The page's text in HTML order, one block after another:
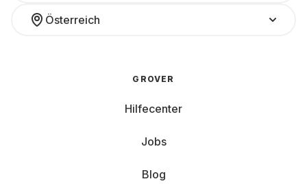
Österreich
GROVER
Hilfecenter
Jobs
Blog